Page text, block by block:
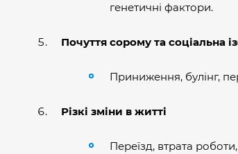
генетичні фактори.
Почуття сорому та соціальна
Приниження, булінг,
Різкі зміни в житті
Переїзд, втрата